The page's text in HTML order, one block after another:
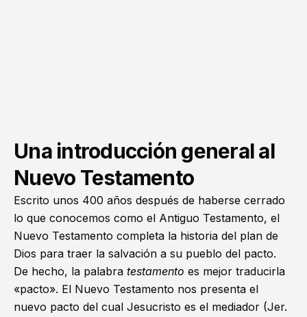
Una introducción general al
Nuevo Testamento
Escrito unos 400 años después de haberse cerrado
lo que conocemos como el Antiguo Testamento, el
Nuevo Testamento completa la historia del plan de
Dios para traer la salvación a su pueblo del pacto.
De hecho, la palabra testamento es mejor traducirla
«pacto». El Nuevo Testamento nos presenta el
nuevo pacto del cual Jesucristo es el mediador (Jer.